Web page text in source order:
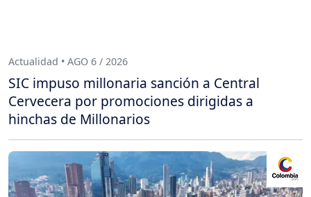
Actualidad • AGO 6 / 2026
SIC impuso millonaria sanción a Central
Cervecera por promociones dirigidas a
hinchas de Millonarios